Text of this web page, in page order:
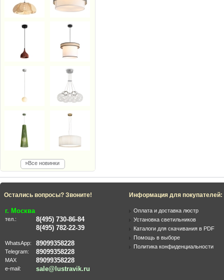
»Все новинки
Остались вопросы? Звоните!
г. Москва
тел.:
8(495) 730-86-84
8(495) 782-22-39
WhatsApp: 89099358228
Telegram: 89099358228
MAX 89099358228
e-mail: sale@lustravik.ru
Информация для покупателей:
Оплата и доставка люстр
Установка светильников
Каталоги для скачивания в PDF
Помощь в выборе
Политика конфиденциальности